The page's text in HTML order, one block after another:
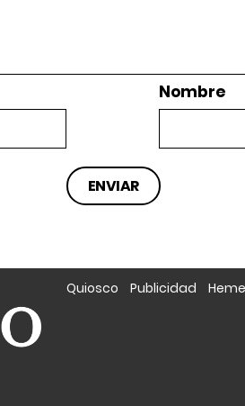
Nombre
Quiosco Publicidad